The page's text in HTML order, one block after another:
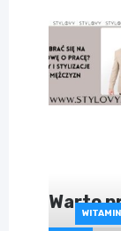
Warto